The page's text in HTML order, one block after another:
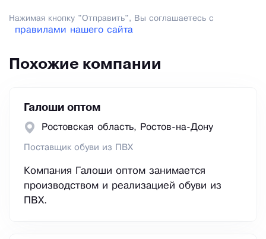
Нажимая кнопку "Отправить", Вы соглашаетесь с
правилами нашего сайта
Похожие компании
Галоши оптом
Ростовская область, Ростов-на-Дону
Поставщик обуви из ПВХ
Компания Галоши оптом занимается
производством и реализацией обуви из
ПВХ.